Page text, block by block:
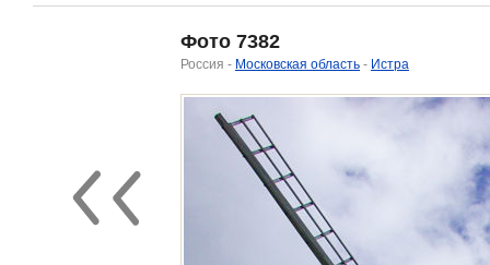
Фото 7382
Россия - Московская область - Истра